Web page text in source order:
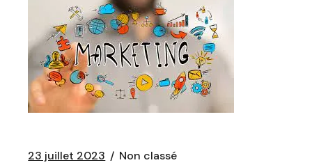
23 juillet 2023 Non classé